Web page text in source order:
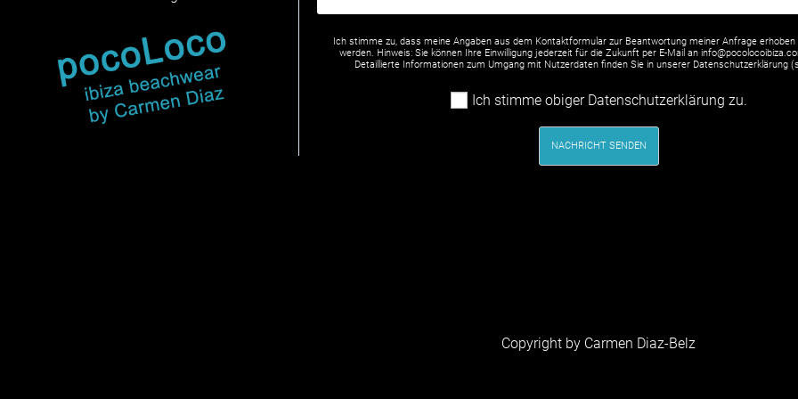
Ich stimme zu, dass meine Angaben aus dem Kontaktformular zur Beantwortung meiner Anfrage
werden. Hinweis: Sie können Ihre Einwilligung jederzeit für die Zukunft per E-Mail an
Detaillierte Informationen zum Umgang mit Nutzerdaten finden Sie in unserer Datenschutzerklärung
Ich stimme obiger Datenschutzerklärung zu.
NACHRICHT SENDEN
Copyright by Carmen Diaz-Belz